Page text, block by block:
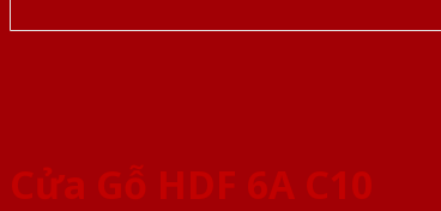
Cửa Gỗ HDF 6A C10